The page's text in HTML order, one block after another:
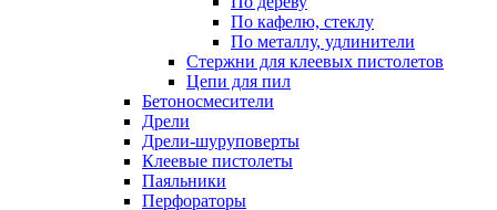
По кафелю, стеклу
По металлу, удлинители
Стержни для клеевых пистолетов
Цепи для пил
Бетоносмесители
Дрели
Дрели-шуруповерты
Клеевые пистолеты
Паяльники
Перфораторы